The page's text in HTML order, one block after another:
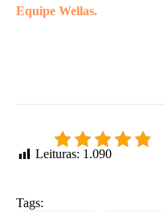
Equipe Wellas.
Leituras: 1.090
Tags: